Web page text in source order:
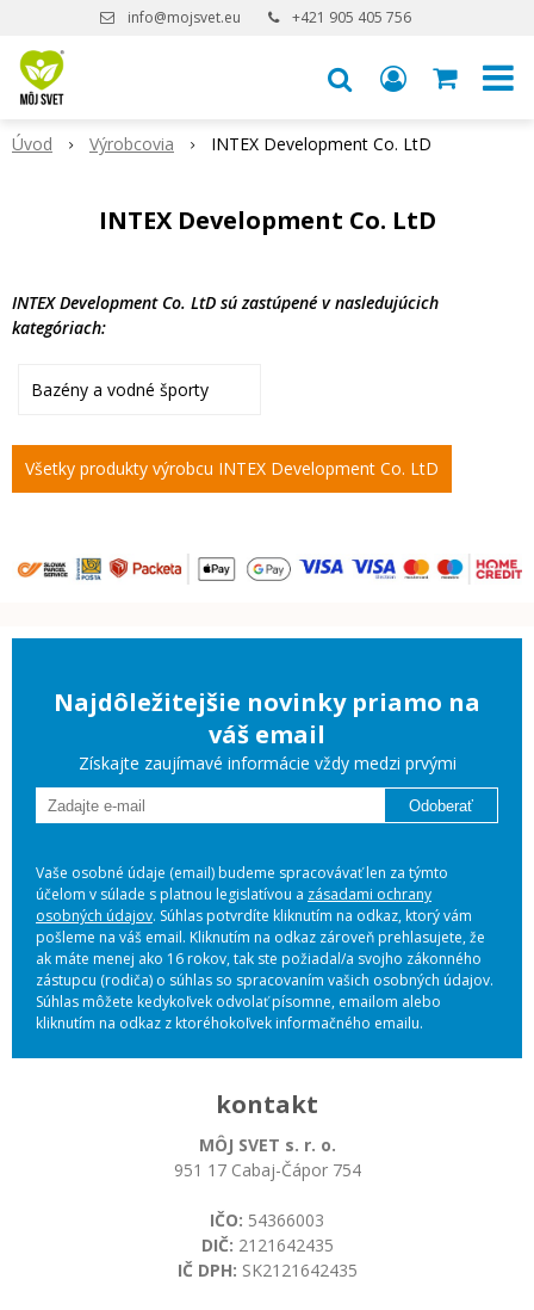
info@mojsvet.eu +421 905 405 756
Úvod Výrobcovia INTEX Development Co. LtD
INTEX Development Co. LtD
INTEX Development Co. LtD sú zastúpené v nasledujúcich
kategóriach:
Bazény a vodné športy
Všetky produkty výrobcu INTEX Development Co. LtD
Najdôležitejšie novinky priamo na
váš email
Získajte zaujímavé informácie vždy medzi prvými
Odoberať
Vaše osobné údaje (email) budeme spracovávať len za týmto
účelom v súlade s platnou legislatívou a zásadami ochrany
osobných údajov. Súhlas potvrdíte kliknutím na odkaz, ktorý vám
pošleme na váš email. Kliknutím na odkaz zároveň prehlasujete, že
ak máte menej ako 16 rokov, tak ste požiadal/a svojho zákonného
zástupcu (rodiča) o súhlas so spracovaním vašich osobných údajov.
Súhlas môžete kedykoľvek odvolať písomne, emailom alebo
kliknutím na odkaz z ktoréhokoľvek informačného emailu.
kontakt
MÔJ SVET s. r. o.
951 17 Cabaj-Čápor 754
IČO: 54366003
DIČ: 2121642435
IČ DPH: SK2121642435